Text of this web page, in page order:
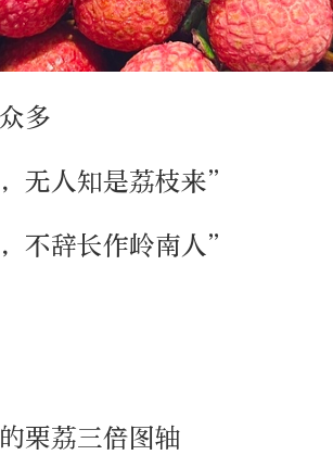
多
无人知是荔枝来”
不辞长作岭南人”
栗荔三倍图轴